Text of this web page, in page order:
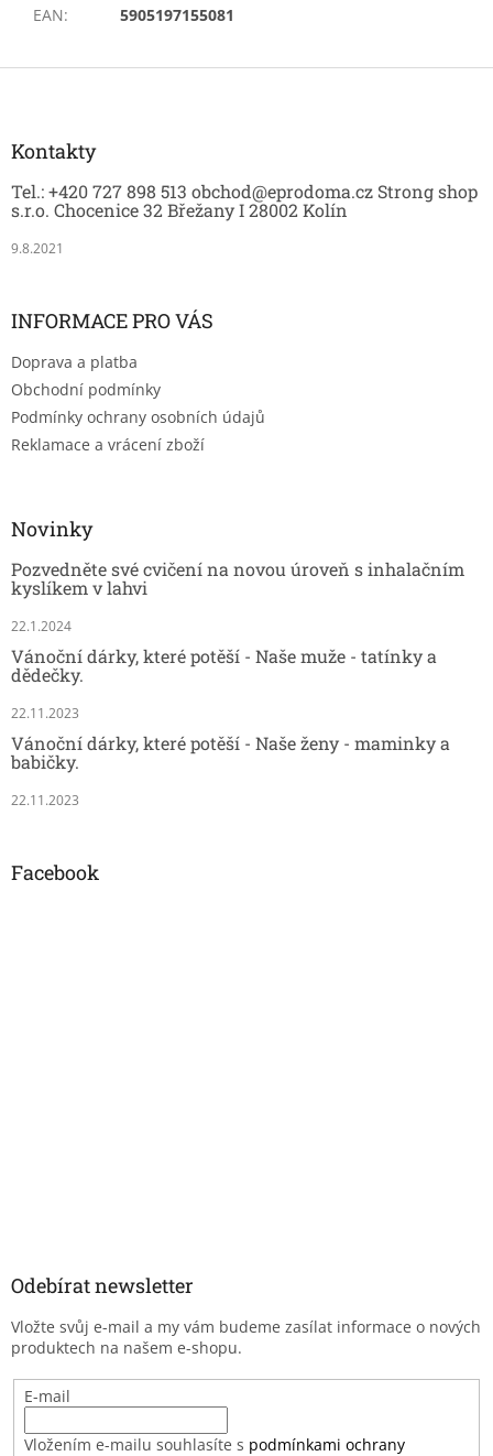
EAN: 5905197155081
Z
Kontakty
Tel.: +420 727 898 513 obchod@eprodoma.cz Strong shop
s.r.o. Chocenice 32 Břežany I 28002 Kolín
9.8.2021
INFORMACE PRO VÁS
Doprava a platba
Obchodní podmínky
Podmínky ochrany osobních údajů
Reklamace a vrácení zboží
Novinky
Pozvedněte své cvičení na novou úroveň s inhalačním
kyslíkem v lahvi
22.1.2024
Vánoční dárky, které potěší - Naše muže - tatínky a
dědečky.
22.11.2023
Vánoční dárky, které potěší - Naše ženy - maminky a
babičky.
22.11.2023
Facebook
Odebírat newsletter
Vložte svůj e-mail a my vám budeme zasílat informace o nových
produktech na našem e-shopu.
E-mail
Vložením e-mailu souhlasíte s podmínkami ochrany